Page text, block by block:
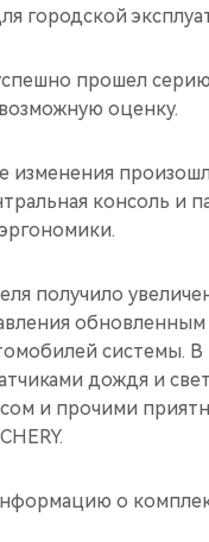
городской
прошел
оценку.
изменения
консоль и
получило
системы.
дождя и
и прочими
о